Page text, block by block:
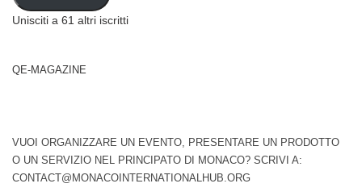
Unisciti a 61 altri iscritti
QE-MAGAZINE
VUOI ORGANIZZARE UN EVENTO, PRESENTARE UN PRODOTTO
O UN SERVIZIO NEL PRINCIPATO DI MONACO? SCRIVI A:
CONTACT@MONACOINTERNATIONALHUB.ORG